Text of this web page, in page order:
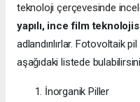
teknoloji çerçevesinde
yapılı, ince film
adlandırılırlar. Fotovoltaik
aşağıdaki listede
İnorganik Piller